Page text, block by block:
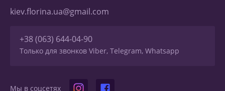
kiev.florina.ua@gmail.com
+38 (063) 644-04-90
Только для звонков Viber, Telegram, Whatsapp
Мы в соцсетях